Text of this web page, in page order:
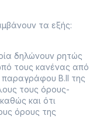
τα εξής:
δηλώνουν ρητώς
τους κανένας από
Β.ΙΙ της
τους όρους-
και ότι
όρους της